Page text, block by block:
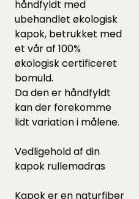
håndfyldt med
ubehandlet økologisk
kapok, betrukket med
et vår af 100%
økologisk certificeret
bomuld.
Da den er håndfyldt
kan der forekomme
lidt variation i målene.
Vedligehold af din
kapok rullemadras
Kapok er en naturfiber